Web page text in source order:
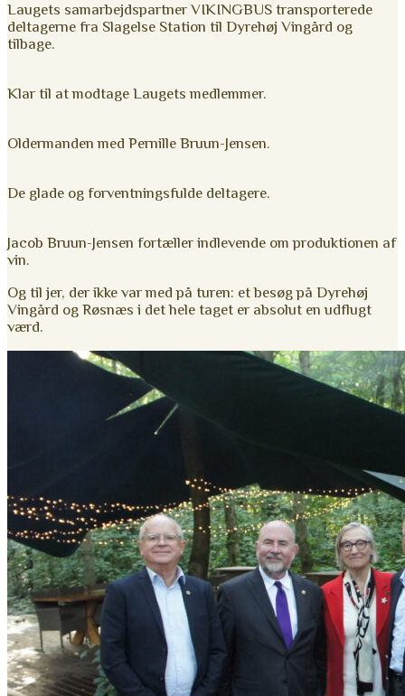
Laugets samarbejdspartner VIKINGBUS transporterede
deltagerne fra Slagelse Station til Dyrehøj Vingård og
tilbage.
Klar til at modtage Laugets medlemmer.
Oldermanden med Pernille Bruun-Jensen.
De glade og forventningsfulde deltagere.
Jacob Bruun-Jensen fortæller indlevende om produktionen af
vin.
Og til jer, der ikke var med på turen: et besøg på Dyrehøj
Vingård og Røsnæs i det hele taget er absolut en udflugt
værd.